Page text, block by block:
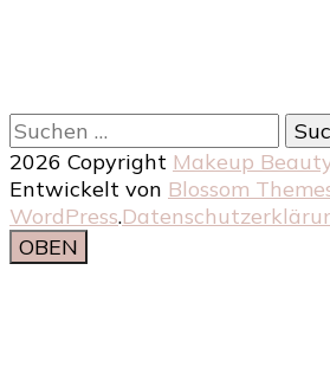
Suchen
nach:
2026 Copyright Makeup
Entwickelt von Blossom
WordPress.
OBEN